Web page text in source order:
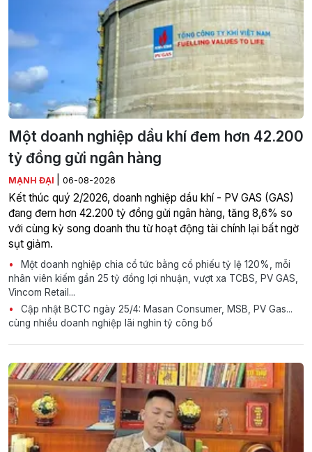
Một doanh nghiệp dầu khí đem hơn 42.200
tỷ đồng gửi ngân hàng
MẠNH ĐẠI 06-08-2026
Kết thúc quý 2/2026, doanh nghiệp dầu khí - PV GAS (GAS)
đang đem hơn 42.200 tỷ đồng gửi ngân hàng, tăng 8,6% so
với cùng kỳ song doanh thu từ hoạt động tài chính lại bất ngờ
sụt giảm.
Một doanh nghiệp chia cổ tức bằng cổ phiếu tỷ lệ 120%, mỗi
nhân viên kiếm gần 25 tỷ đồng lợi nhuận, vượt xa TCBS, PV GAS,
Vincom Retail...
Cập nhật BCTC ngày 25/4: Masan Consumer, MSB, PV Gas...
cùng nhiều doanh nghiệp lãi nghìn tỷ công bố